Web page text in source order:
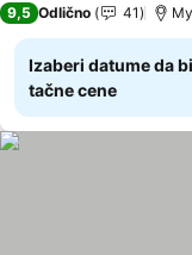
9,5 Odlično 41
Izaberi datume da
tačne cene